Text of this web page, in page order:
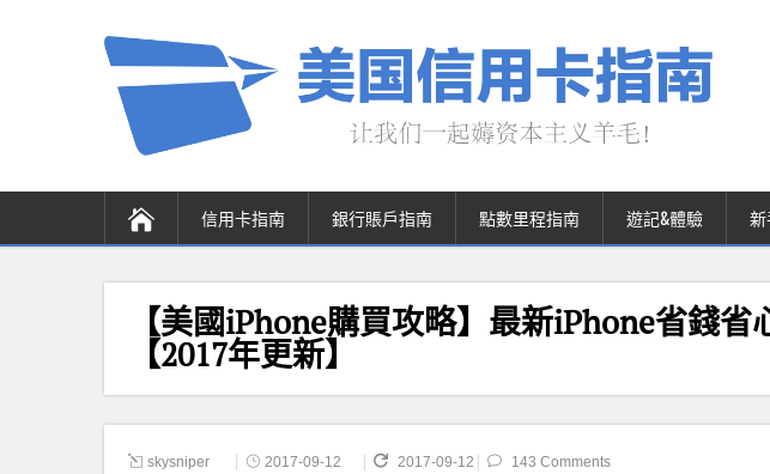
信用卡指南 銀行賬戶指南 點數里程指南 遊記&體驗
【美國iPhone購買攻略】最新iPhone省錢
【2017年更新】
skysniper 2017-09-12 2017-09-12 143 Comments